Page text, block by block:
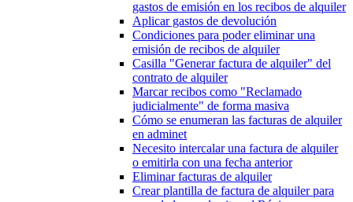
gastos de emisión en los recibos de alquiler
Aplicar gastos de devolución
Condiciones para poder eliminar una
emisión de recibos de alquiler
Casilla "Generar factura de alquiler" del
contrato de alquiler
Marcar recibos como "Reclamado
judicialmente" de forma masiva
Cómo se enumeran las facturas de alquiler
en adminet
Necesito intercalar una factura de alquiler
o emitirla con una fecha anterior
Eliminar facturas de alquiler
Crear plantilla de factura de alquiler para